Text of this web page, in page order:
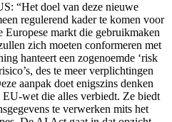
“Het doel van deze nieuwe
regulerend kader te komen voor
Europese markt die gebruikmaken
zich moeten conformeren met
hanteert een zogenoemde ‘risk
des te meer verplichtingen
aanpak doet enigszins denken
wet die alles verbiedt. Ze biedt
te verwerken mits het